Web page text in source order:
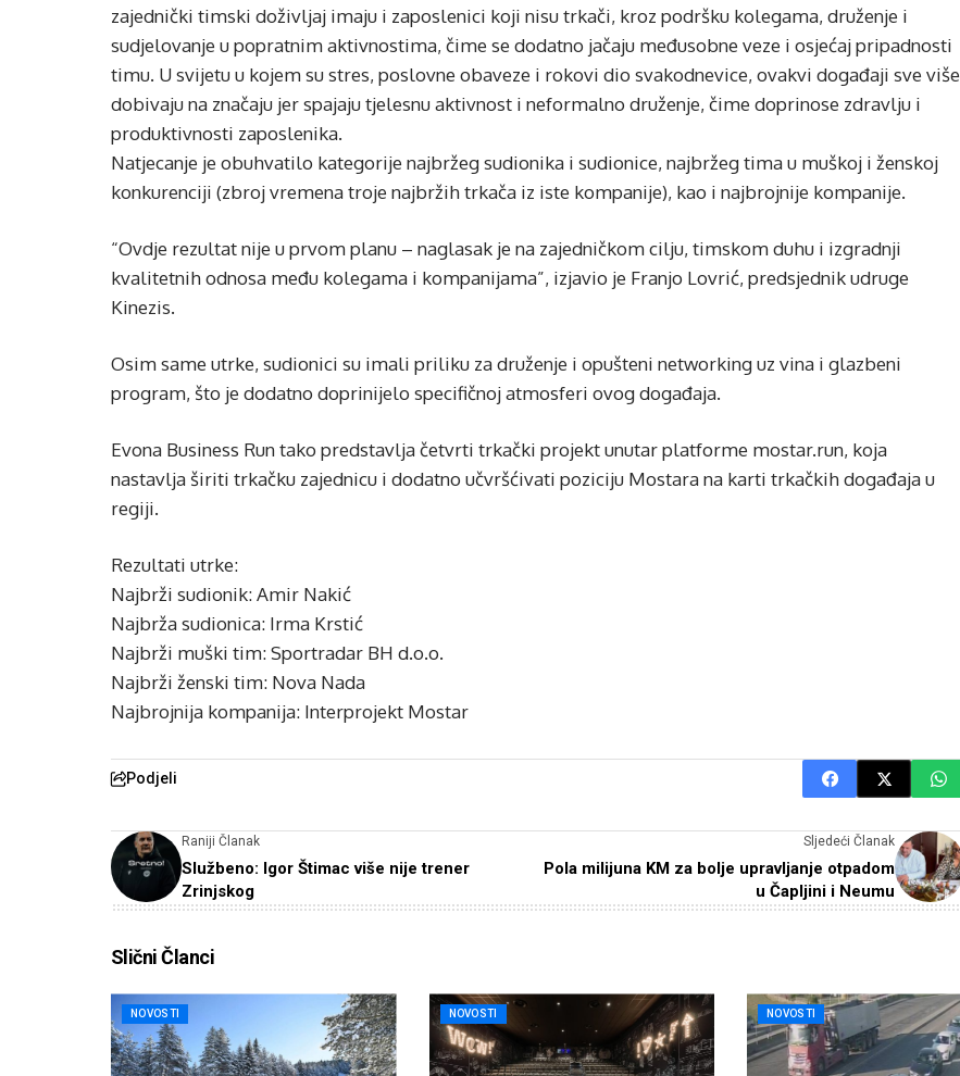
zajednički timski doživljaj imaju i zaposlenici koji nisu trkači, kroz podršku kolegama, druženje i
sudjelovanje u popratnim aktivnostima, čime se dodatno jačaju međusobne veze i osjećaj pripadnosti
timu. U svijetu u kojem su stres, poslovne obaveze i rokovi dio svakodnevice, ovakvi događaji sve više
dobivaju na značaju jer spajaju tjelesnu aktivnost i neformalno druženje, čime doprinose zdravlju i
produktivnosti zaposlenika.
Natjecanje je obuhvatilo kategorije najbržeg sudionika i sudionice, najbržeg tima u muškoj i ženskoj
konkurenciji (zbroj vremena troje najbržih trkača iz iste kompanije), kao i najbrojnije kompanije.
“Ovdje rezultat nije u prvom planu – naglasak je na zajedničkom cilju, timskom duhu i izgradnji
kvalitetnih odnosa među kolegama i kompanijama”, izjavio je Franjo Lovrić, predsjednik udruge
Kinezis.
Osim same utrke, sudionici su imali priliku za druženje i opušteni networking uz vina i glazbeni
program, što je dodatno doprinijelo specifičnoj atmosferi ovog događaja.
Evona Business Run tako predstavlja četvrti trkački projekt unutar platforme mostar.run, koja
nastavlja širiti trkačku zajednicu i dodatno učvršćivati poziciju Mostara na karti trkačkih događaja u
regiji.
Rezultati utrke:
Najbrži sudionik: Amir Nakić
Najbrža sudionica: Irma Krstić
Najbrži muški tim: Sportradar BH d.o.o.
Najbrži ženski tim: Nova Nada
Najbrojnija kompanija: Interprojekt Mostar
Podjeli
Raniji Članak
Službeno: Igor Štimac više nije trener
Zrinjskog
Sljedeći Članak
Pola milijuna KM za bolje upravljanje otpadom
u Čapljini i Neumu
Slični Članci
NOVOSTI NOVOSTI NOVOSTI